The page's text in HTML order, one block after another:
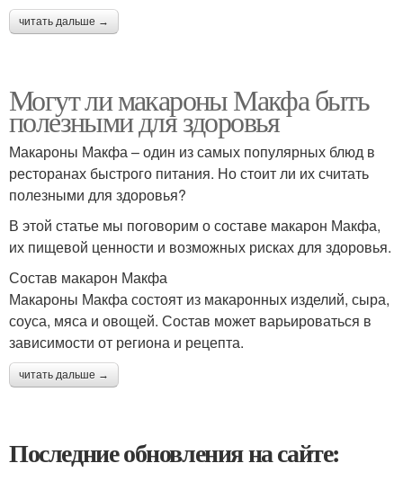
читать дальше →
Могут ли макароны Макфа быть
полезными для здоровья
Макароны Макфа – один из самых популярных блюд в
ресторанах быстрого питания. Но стоит ли их считать
полезными для здоровья?
В этой статье мы поговорим о составе макарон Макфа,
их пищевой ценности и возможных рисках для здоровья.
Состав макарон Макфа
Макароны Макфа состоят из макаронных изделий, сыра,
соуса, мяса и овощей. Состав может варьироваться в
зависимости от региона и рецепта.
читать дальше →
Последние обновления на сайте: